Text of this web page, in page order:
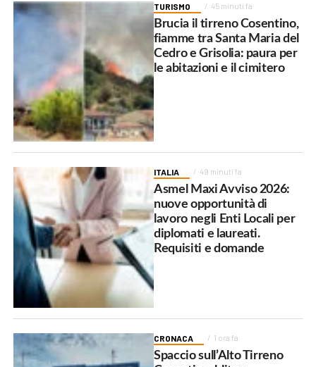
TURISMO 45 minuti fa
Brucia il tirreno Cosentino,
fiamme tra Santa Maria del
Cedro e Grisolia: paura per
le abitazioni e il cimitero
ITALIA 49 minuti fa
Asmel Maxi Avviso 2026:
nuove opportunità di
lavoro negli Enti Locali per
diplomati e laureati.
Requisiti e domande
CRONACA 1 ora fa
Spaccio sull’Alto Tirreno